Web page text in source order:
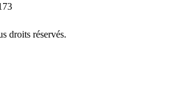
droits réservés.